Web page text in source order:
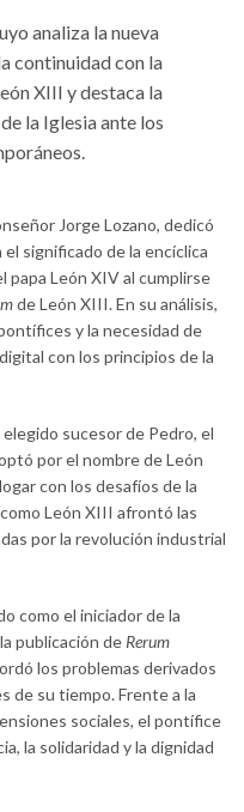
analiza la nueva
continuidad con la
XIII y destaca la
la Iglesia ante los
Jorge Lozano, dedicó
significado de la encíclica
papa León XIV al cumplirse
de León XIII. En su análisis,
y la necesidad de
con los principios de la
sucesor de Pedro, el
por el nombre de León
con los desafíos de la
León XIII afrontó las
por la revolución industrial
como el iniciador de la
publicación deRerum
los problemas derivados
de su tiempo. Frente a la
sociales, el pontífice
la solidaridad y la dignidad